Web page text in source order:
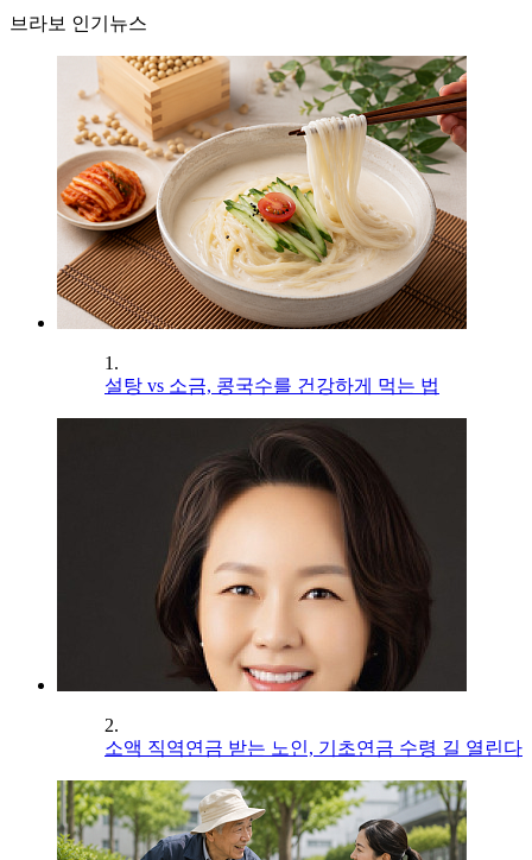
브라보 인기뉴스
1.
설탕 vs 소금, 콩국수를 건강하게 먹는 법
2.
소액 직역연금 받는 노인, 기초연금 수령 길 열린다